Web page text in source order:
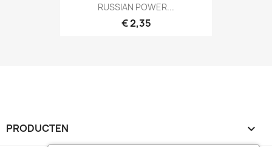
RUSSIAN POWER...
€ 2,35
PRODUCTEN 